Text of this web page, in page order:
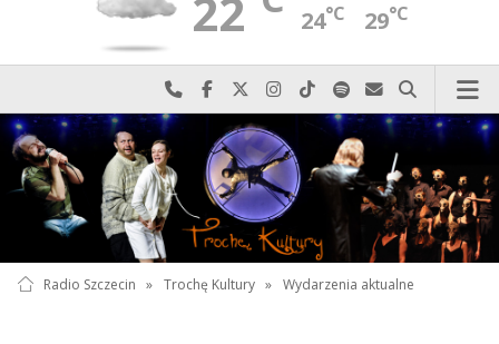
22 24°C 29°C
Najlepiej po prostu do nas zadzwoń
Odwiedź nas na Facebook-u
Odwiedź nas na X
Odwiedź nas na Instagram-ie
Odwiedź nas na TikTok-u
Szukaj nas na Spotify
Wyślij do nas
Szukaj
Radio Szczecin » Trochę Kultury » Wydarzenia aktualne